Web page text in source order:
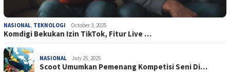
NASIONAL TEKNOLOGI October 3, 2025
Komdigi Bekukan Izin TikTok, Fitur Live …
NASIONAL July 25, 2025
Scoot Umumkan Pemenang Kompetisi Seni Di…